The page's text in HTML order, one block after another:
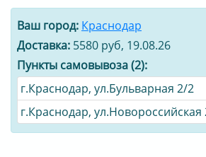
Ваш город: Краснодар
Доставка: 5580 руб, 19.08.26
Пункты самовывоза (2):
г.Краснодар, ул.Бульварная 2/2
г.Краснодар, ул.Новороссийская